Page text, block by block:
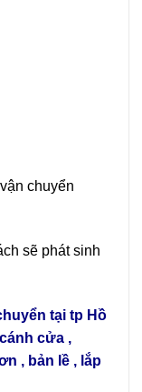
chuyển
sẽ phát sinh
tại tp Hồ
cửa ,
, bản lề , lắp